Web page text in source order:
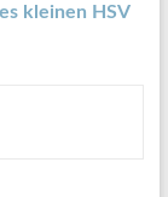
kleinen HSV